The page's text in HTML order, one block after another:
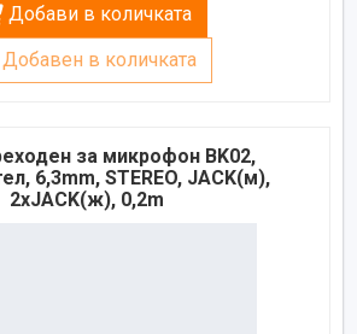
Добави в количката
Добавен в количката
за микрофон BK02,
6,3mm, STEREO, JACK(м),
2xJACK(ж), 0,2m